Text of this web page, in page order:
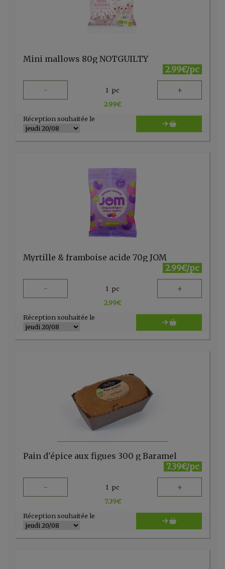
Mini mallows 80g NOTGUILTY
2.99€/pc
- 1 pc +
2.99€
Réception souhaitée le
Myrtille & framboise acide 70g JOM
2.99€/pc
- 1 pc +
2.99€
Réception souhaitée le
Pain d'épice aux figues 300 g Baramel
7.39€/pc
- 1 pc +
7.39€
Réception souhaitée le